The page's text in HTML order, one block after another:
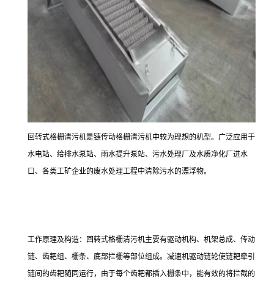
回转式格栅清污机是链传动格栅清污机中较为理想的机型。广泛应用于
水电站、给排水泵站、雨水提升泵站、污水处理厂及水质净化厂进水
口、各类工矿企业的废水处理工程中清除污水的漂浮物。
工作原理及构造：回转式格栅清污机主要有驱动机构、机架总成、传动
链、齿耙组、栅条、底部拦栅等部位组成。减速机驱动链轮使链耙牵引
链间的齿耙随同运行，由于每个齿耙都插入栅条中，能有效的将拦截的